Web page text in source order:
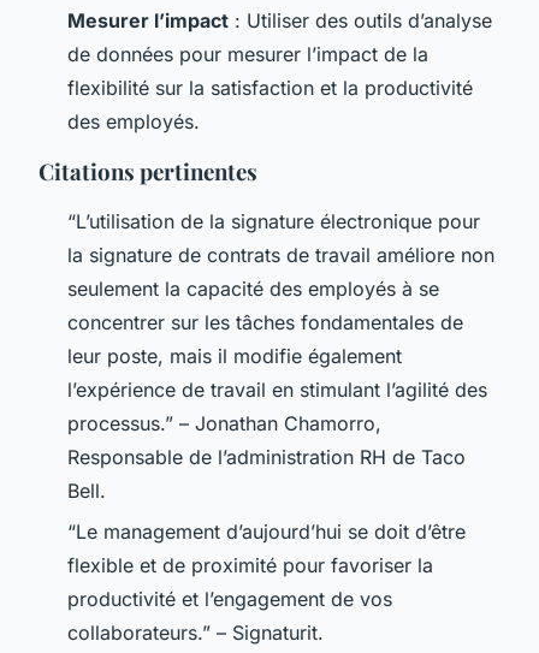
Mesurer l’impact : Utiliser des outils d’analyse
de données pour mesurer l’impact de la
flexibilité sur la satisfaction et la productivité
des employés.
Citations pertinentes
“L’utilisation de la signature électronique pour
la signature de contrats de travail améliore non
seulement la capacité des employés à se
concentrer sur les tâches fondamentales de
leur poste, mais il modifie également
l’expérience de travail en stimulant l’agilité des
processus.” – Jonathan Chamorro,
Responsable de l’administration RH de Taco
Bell.
“Le management d’aujourd’hui se doit d’être
flexible et de proximité pour favoriser la
productivité et l’engagement de vos
collaborateurs.” – Signaturit.